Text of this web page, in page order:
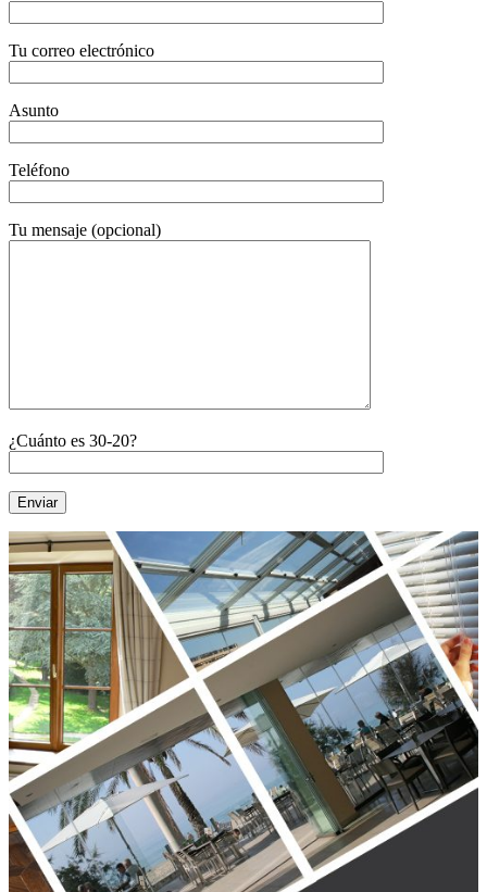
Tu correo electrónico
Asunto
Teléfono
Tu mensaje (opcional)
¿Cuánto es 30-20?